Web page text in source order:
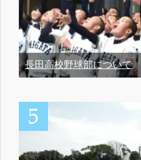
長田高校野球部について